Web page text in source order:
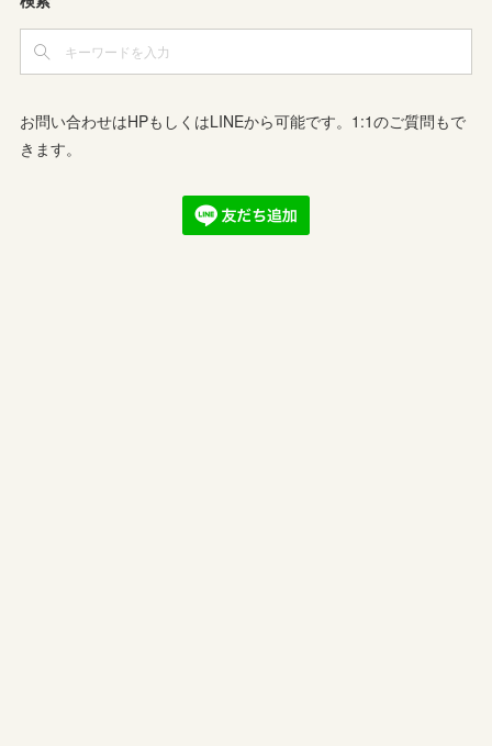
お問い合わせはHPもしくはLINEから可能です。1:1のご質問もで
きます。